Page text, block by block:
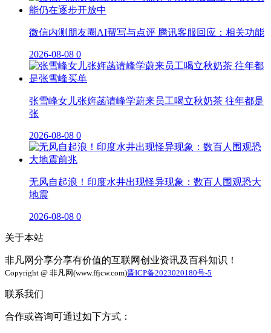
微信内测朋友圈AI帮写与点评 腾讯客服回应：相关功能
2026-08-08 0
张雪峰女儿张姩菡请峰学蔚来员工喝立秋奶茶 往年都是
张
2026-08-08 0
无风自起浪！印度水井出现怪异现象：数百人围观恐大
地震
2026-08-08 0
关于本站
非凡网分享分享有价值的互联网创业资讯及百科知识！
Copyright @ 非凡网(www.ffjcw.com)晋ICP备2023020180号-5
联系我们
合作或咨询可通过如下方式：